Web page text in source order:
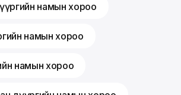
намын хороо
намын хороо
намын хороо